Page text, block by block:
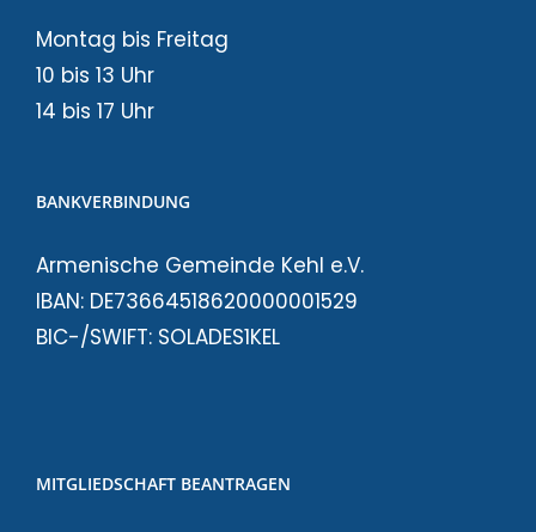
Montag bis Freitag
10 bis 13 Uhr
14 bis 17 Uhr
BANKVERBINDUNG
Armenische Gemeinde Kehl e.V.
IBAN: DE73664518620000001529
BIC-/SWIFT: SOLADES1KEL
MITGLIEDSCHAFT BEANTRAGEN